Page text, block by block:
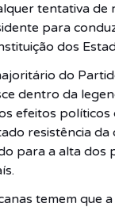
tentativa de
para
dos
do
dentro da
efeitos políticos
resistência da
para a alta dos
temem que